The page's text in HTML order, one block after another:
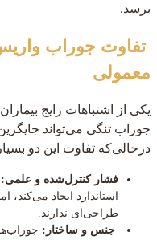
برسد.
تفاوت جوراب
معمولی
یکی از اشتباهات رایج
جوراب تنگی می‌تواند
درحالی‌که تفاوت این دو
فشار کنترل‌شده و علمی:
استاندارد ایجاد
طراحی‌ای ندارند.
جنس و ساختار: